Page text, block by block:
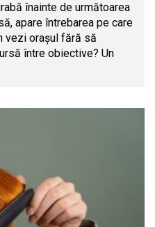
înainte de următoarea
apare întrebarea pe care
vezi orașul fără să
între obiective? Un